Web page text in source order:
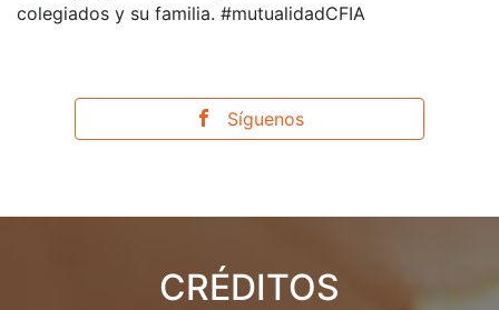
colegiados y su familia. #mutualidadCFIA
Síguenos
CRÉDITOS